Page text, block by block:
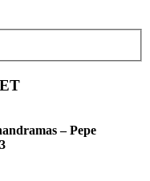
– Pepe